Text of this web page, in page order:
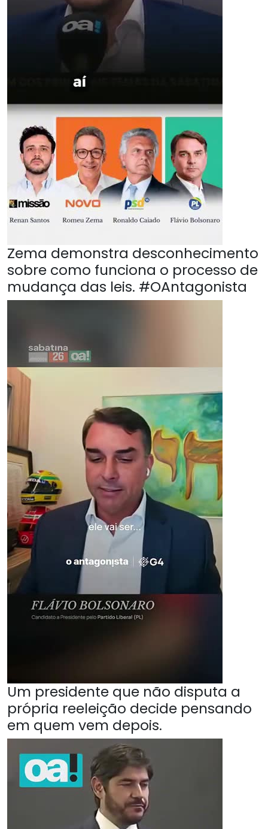
Zema demonstra desconhecimento
sobre como funciona o processo de
mudança das leis. #OAntagonista
Um presidente que não disputa a
própria reeleição decide pensando
em quem vem depois.